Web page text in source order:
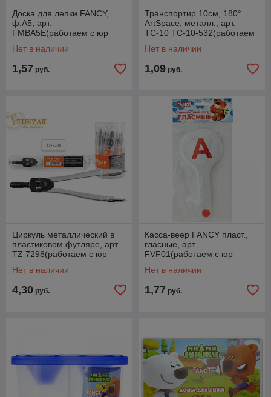
Доска для лепки FANCY,
ф.А5, арт.
FMBA5E(работаем с юр
Нет в наличии
1,57 руб.
Транспортир 10см, 180°
ArtSpace, металл., арт.
ТС-10 ТС-10-532(работаем
Нет в наличии
1,09 руб.
Циркуль металлический в
пластиковом футляре, арт.
TZ 7298(работаем с юр
Нет в наличии
4,30 руб.
Касса-веер FANCY пласт.,
гласные, арт.
FVF01(работаем с юр
Нет в наличии
1,77 руб.